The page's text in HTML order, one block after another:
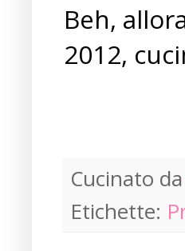
Beh,
2012,
Cucinato da
Etichette: